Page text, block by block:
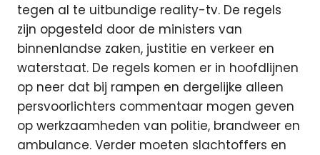
tegen al te uitbundige reality-tv. De regels
zijn opgesteld door de ministers van
binnenlandse zaken, justitie en verkeer en
waterstaat. De regels komen er in hoofdlijnen
op neer dat bij rampen en dergelijke alleen
persvoorlichters commentaar mogen geven
op werkzaamheden van politie, brandweer en
ambulance. Verder moeten slachtoffers en